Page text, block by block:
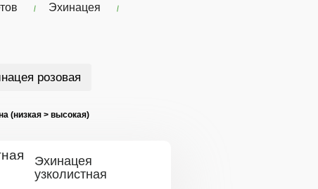
Эхинацея
розовая
Эхинацея
узколистная